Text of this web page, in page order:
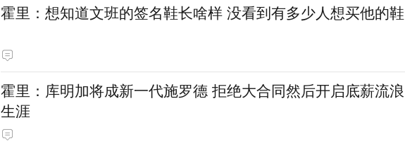
霍里：想知道文班的签名鞋长啥样 没看到有多少人想买他的鞋
霍里：库明加将成新一代施罗德 拒绝大合同然后开启底薪流浪
生涯